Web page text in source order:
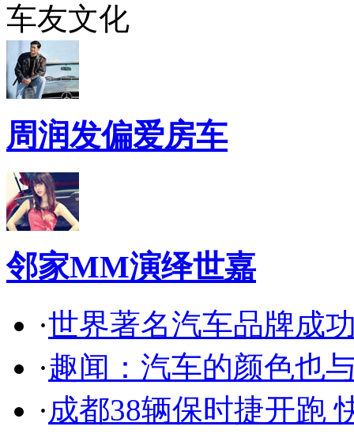
车友文化
周润发偏爱房车
邻家MM演绎世嘉
·世界著名汽车品牌成
·趣闻：汽车的颜色也
·成都38辆保时捷开跑